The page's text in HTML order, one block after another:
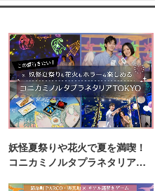
妖怪夏祭りや花火で夏を満喫！
コニカミノルタプラネタリア